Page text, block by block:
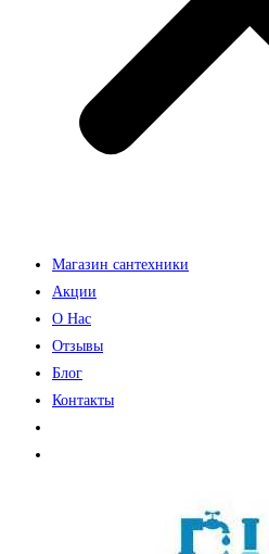
Магазин сантехники
Акции
О Нас
Отзывы
Блог
Контакты